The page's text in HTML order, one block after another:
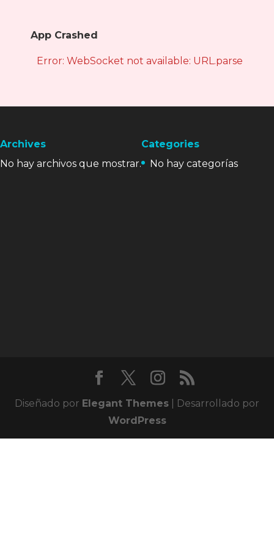
App Crashed
Error: WebSocket not available: URL.parse is
Archives
No hay archivos que mostrar.
Categories
No hay categorías
Diseñado por Elegant Themes | Desarrollado por
WordPress